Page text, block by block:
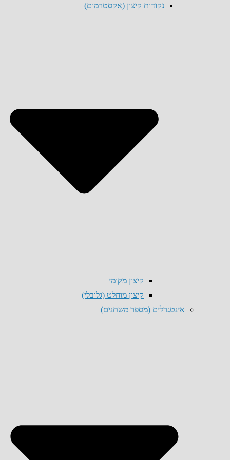
נקודות קיצון (אקסטרמום)
קיצון מקומי
קיצון מוחלט (גלובלי)
אינטגרלים (מספר משתנים)